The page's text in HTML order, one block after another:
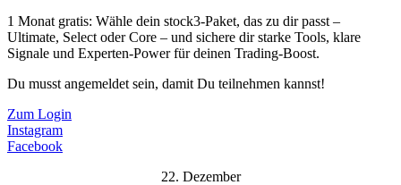
1 Monat gratis: Wähle dein stock3-Paket, das zu dir passt –
Ultimate, Select oder Core – und sichere dir starke Tools, klare
Signale und Experten-Power für deinen Trading-Boost.
Du musst angemeldet sein, damit Du teilnehmen kannst!
Zum Login
Instagram
Facebook
22. Dezember